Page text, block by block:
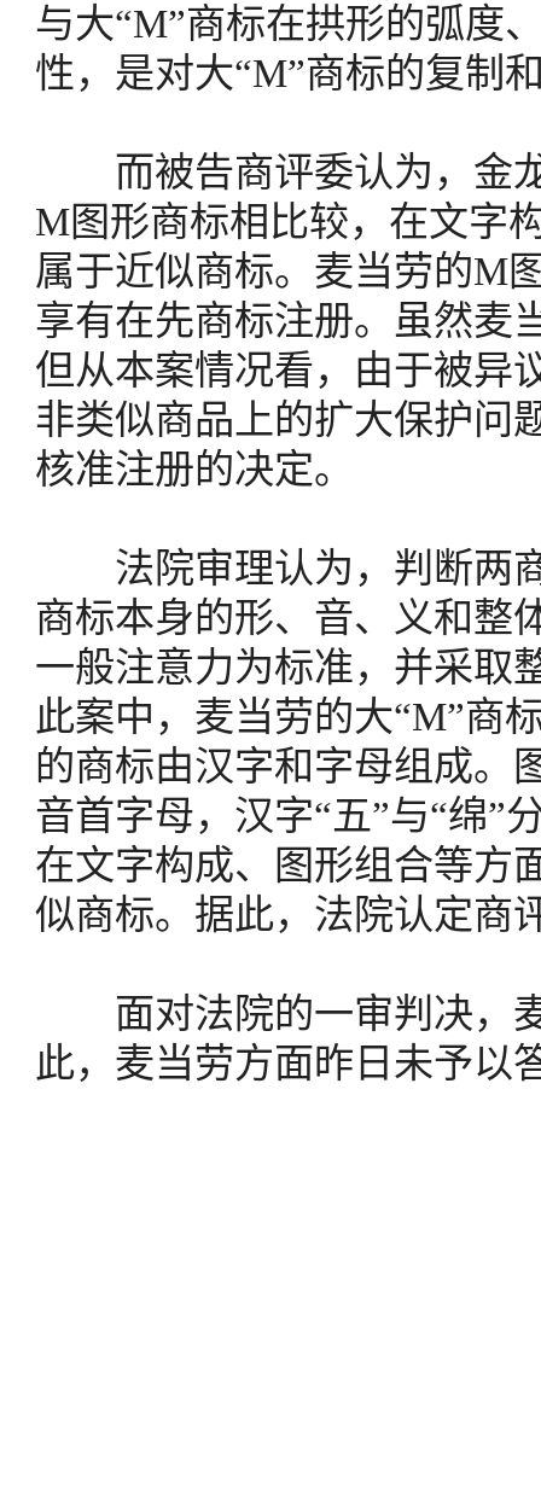
与大“M”商标在拱形的弧度
性，是对大“M”商标的复制
而被告商评委认为，金龙
M图形商标相比较，在文字
属于近似商标。麦当劳的M
享有在先商标注册。虽然麦
但从本案情况看，由于被异
非类似商品上的扩大保护问
核准注册的决定。
法院审理认为，判断两商
商标本身的形、音、义和整
一般注意力为标准，并采取
此案中，麦当劳的大“M”商
的商标由汉字和字母组成。
音首字母，汉字“五”与“绵”
在文字构成、图形组合等方
似商标。据此，法院认定商
面对法院的一审判决，
此，麦当劳方面昨日未予以